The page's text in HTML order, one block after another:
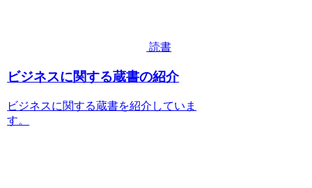
読書
ビジネスに関する蔵書の紹介
ビジネスに関する蔵書を紹介していま
す。